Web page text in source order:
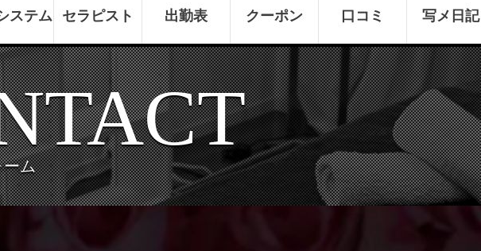
ステム セラピスト 出勤表 クーポン 口コミ 写メ日記
ーム